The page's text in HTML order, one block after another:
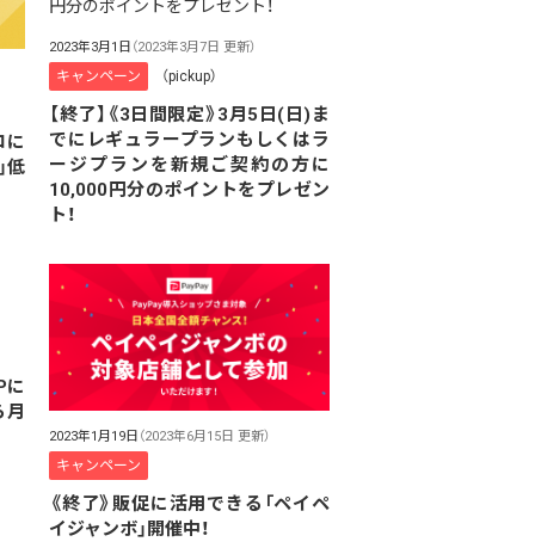
に
低
2023年3月1日 （2023年3月7日 更新）
キャンペーン （pickup）
【終了】《3日間限定》3月5日(日)ま
でにレギュラープランもしくはラ
ージプランを新規ご契約の方に
10,000円分のポイントをプレゼン
ト！
に
2023年1月19日 （2023年6月15日 更新）
キャンペーン
《終了》販促に活用できる「ペイペ
イジャンボ」開催中！